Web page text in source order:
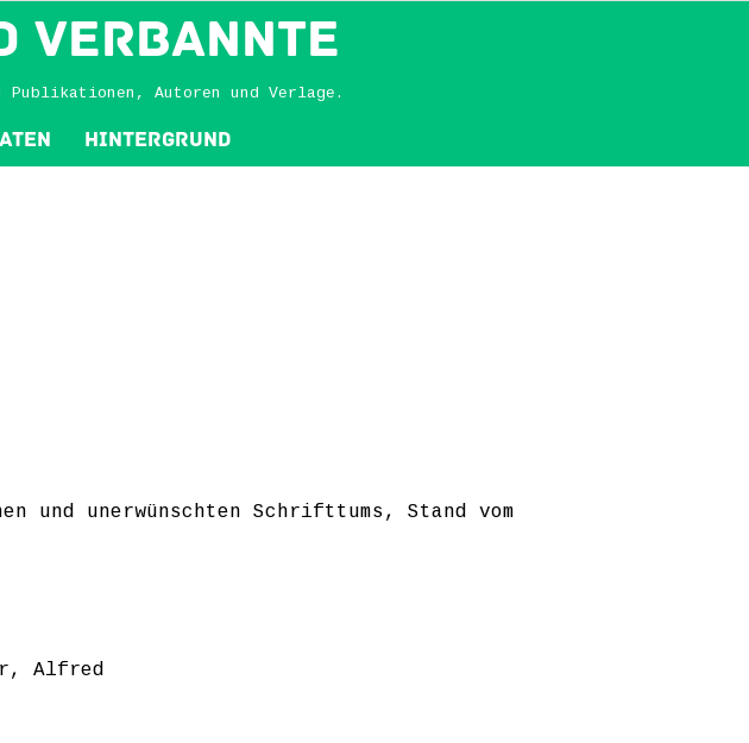
VERBANNTE
Autoren und Verlage.
Hintergrund
und unerwünschten Schrifttums, Stand vom
Alfred